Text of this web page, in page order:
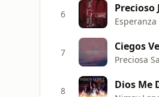
6 Precioso
7 Ciegos
Preciosa
8 Dios Me